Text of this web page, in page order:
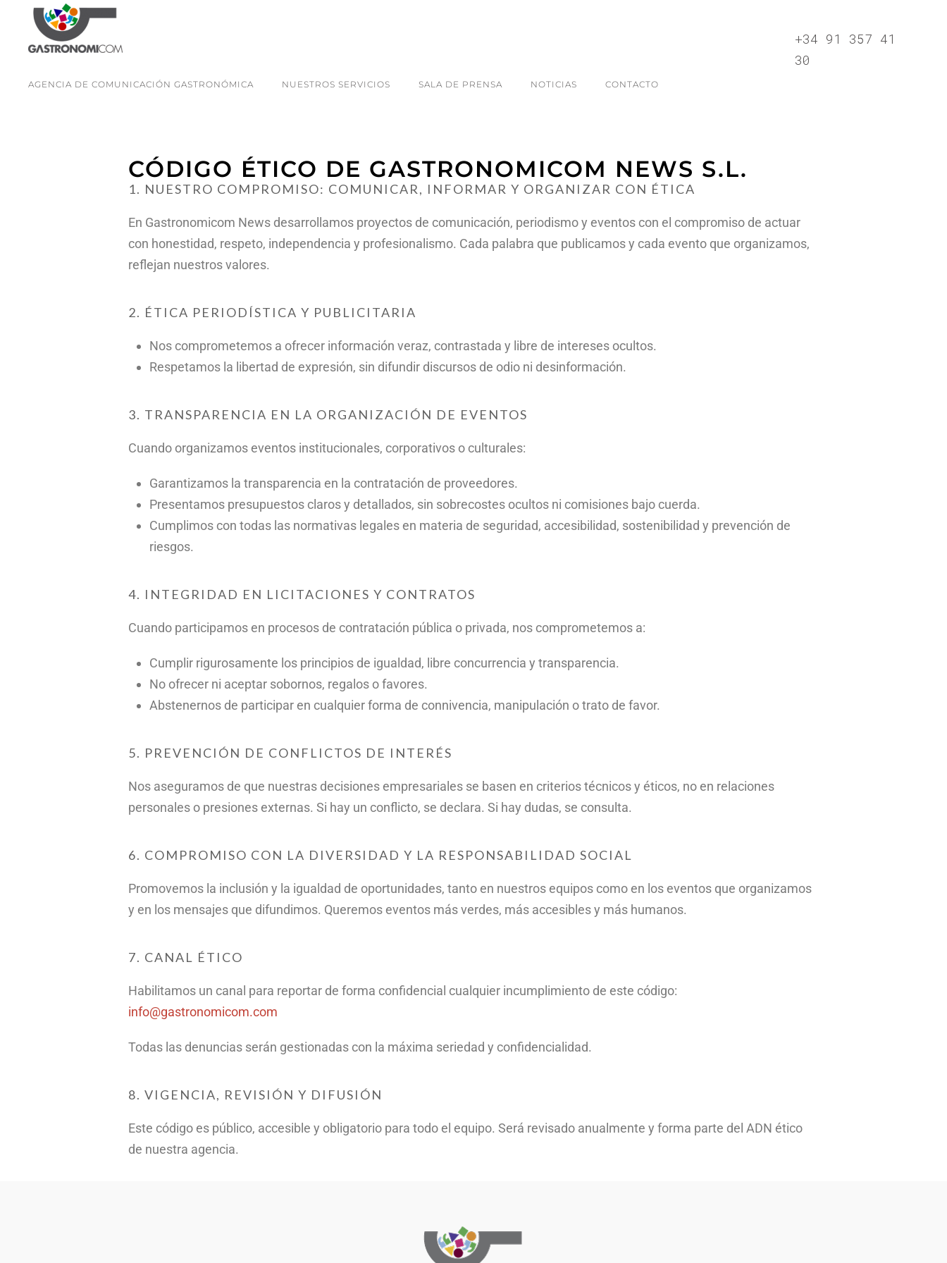
AGENCIA DE COMUNICACIÓN GASTRONÓMICA NUESTROS SERVICIOS SALA DE PRENSA NOTICIAS CONTACTO
+34 91 357 41
30
CÓDIGO ÉTICO DE GASTRONOMICOM NEWS S.L.
1. NUESTRO COMPROMISO: COMUNICAR, INFORMAR Y ORGANIZAR CON ÉTICA
En Gastronomicom News desarrollamos proyectos de comunicación, periodismo y eventos con el compromiso de actuar
con honestidad, respeto, independencia y profesionalismo. Cada palabra que publicamos y cada evento que organizamos,
reflejan nuestros valores.
2. ÉTICA PERIODÍSTICA Y PUBLICITARIA
Nos comprometemos a ofrecer información veraz, contrastada y libre de intereses ocultos.
Respetamos la libertad de expresión, sin difundir discursos de odio ni desinformación.
3. TRANSPARENCIA EN LA ORGANIZACIÓN DE EVENTOS
Cuando organizamos eventos institucionales, corporativos o culturales:
Garantizamos la transparencia en la contratación de proveedores.
Presentamos presupuestos claros y detallados, sin sobrecostes ocultos ni comisiones bajo cuerda.
Cumplimos con todas las normativas legales en materia de seguridad, accesibilidad, sostenibilidad y prevención de
riesgos.
4. INTEGRIDAD EN LICITACIONES Y CONTRATOS
Cuando participamos en procesos de contratación pública o privada, nos comprometemos a:
Cumplir rigurosamente los principios de igualdad, libre concurrencia y transparencia.
No ofrecer ni aceptar sobornos, regalos o favores.
Abstenernos de participar en cualquier forma de connivencia, manipulación o trato de favor.
5. PREVENCIÓN DE CONFLICTOS DE INTERÉS
Nos aseguramos de que nuestras decisiones empresariales se basen en criterios técnicos y éticos, no en relaciones
personales o presiones externas. Si hay un conflicto, se declara. Si hay dudas, se consulta.
6. COMPROMISO CON LA DIVERSIDAD Y LA RESPONSABILIDAD SOCIAL
Promovemos la inclusión y la igualdad de oportunidades, tanto en nuestros equipos como en los eventos que organizamos
y en los mensajes que difundimos. Queremos eventos más verdes, más accesibles y más humanos.
7. CANAL ÉTICO
Habilitamos un canal para reportar de forma confidencial cualquier incumplimiento de este código:
info@gastronomicom.com
Todas las denuncias serán gestionadas con la máxima seriedad y confidencialidad.
8. VIGENCIA, REVISIÓN Y DIFUSIÓN
Este código es público, accesible y obligatorio para todo el equipo. Será revisado anualmente y forma parte del ADN ético
de nuestra agencia.